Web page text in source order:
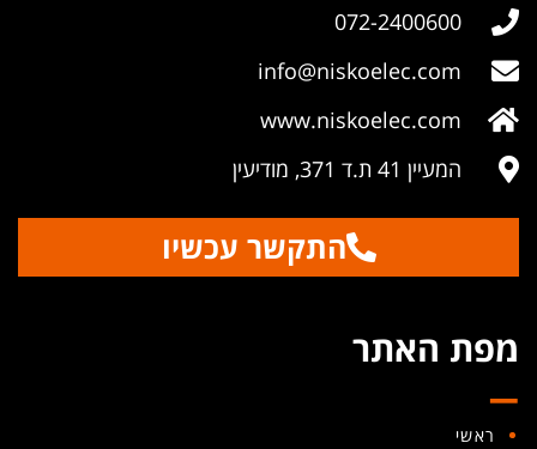
מפת האתר
_
ראשי
072-2400600
info@niskoelec.com
www.niskoelec.com
המעיין 41 ת.ד 371, מודיעין
התקשר עכשיו